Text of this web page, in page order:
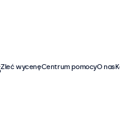
Zleć wycenęCentrum pomocyO nas